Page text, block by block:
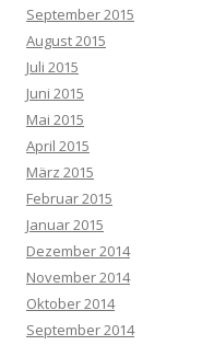
September 2015
August 2015
Juli 2015
Juni 2015
Mai 2015
April 2015
März 2015
Februar 2015
Januar 2015
Dezember 2014
November 2014
Oktober 2014
September 2014